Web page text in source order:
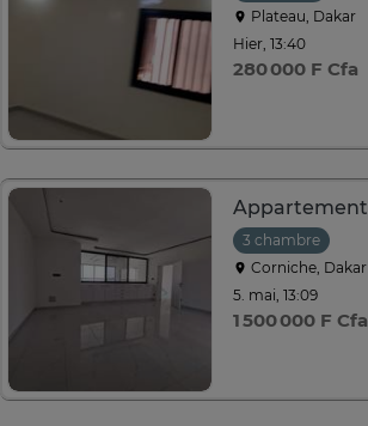
Plateau, Dakar
Hier, 13:40
280 000 F Cfa
3 chambre
Corniche, Dakar
5. mai, 13:09
1 500 000 F Cfa